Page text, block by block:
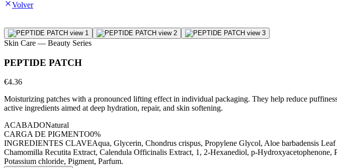
Volver
Skin Care — Beauty Series
PEPTIDE PATCH
€4.36
Moisturizing patches with a pronounced lifting effect in individual packaging. They help reduce
active ingredients aimed at deep hydration, repair, and skin softening.
ACABADONatural
CARGA DE PIGMENTO0%
INGREDIENTES CLAVEAqua, Glycerin, Chondrus crispus, Propylene Glycol, Aloe barbadensis
Chamomilla Recutita Extract, Calendula Officinalis Extract, 1, 2-Hexanediol, р-
Potassium chloride, Pigment, Parfum.